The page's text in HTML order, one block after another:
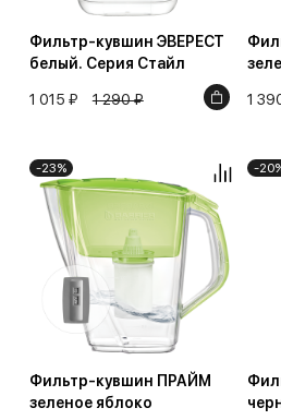
Фильтр-кувшин ЭВЕРЕСТ
белый. Серия Стайл
1 015 ₽ 1 290 ₽ 1
Фильтр-кувшин ПРАЙМ
зеленое яблоко
-23% -